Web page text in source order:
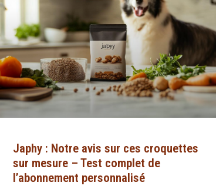
Japhy : Notre avis sur ces croquettes
sur mesure – Test complet de
l’abonnement personnalisé